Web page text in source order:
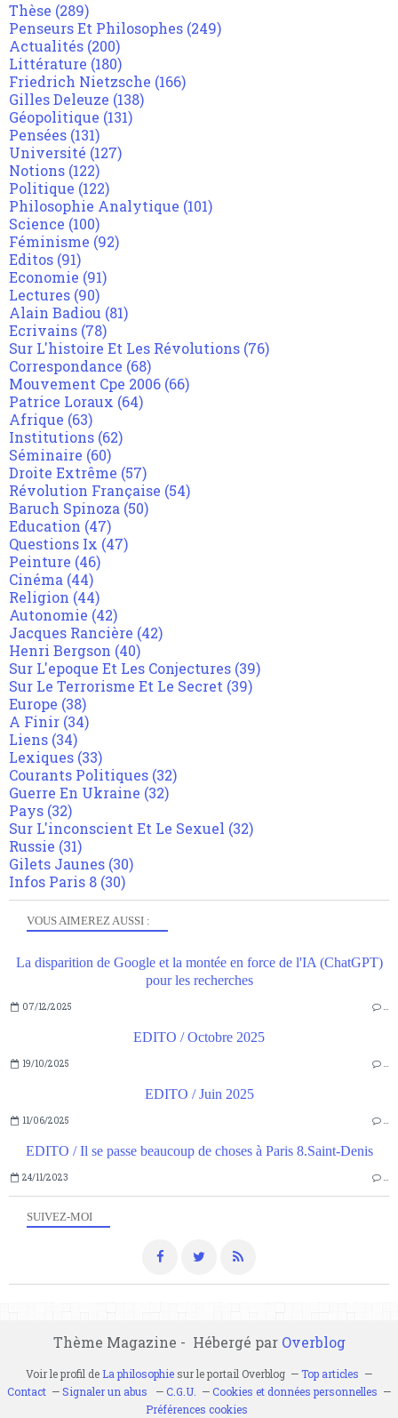
SUIVEZ-MOI
VOUS AIMEREZ AUSSI :
La disparition de Google et la montée en force de l'IA (ChatGPT)
pour les recherches
07/12/2025 …
EDITO / Octobre 2025
19/10/2025 …
EDITO / Juin 2025
11/06/2025 …
EDITO / Il se passe beaucoup de choses à Paris 8.Saint-Denis
24/11/2023 …
Thèse (289)
Penseurs Et Philosophes (249)
Actualités (200)
Littérature (180)
Friedrich Nietzsche (166)
Gilles Deleuze (138)
Géopolitique (131)
Pensées (131)
Université (127)
Notions (122)
Politique (122)
Philosophie Analytique (101)
Science (100)
Féminisme (92)
Editos (91)
Economie (91)
Lectures (90)
Alain Badiou (81)
Ecrivains (78)
Sur L'histoire Et Les Révolutions (76)
Correspondance (68)
Mouvement Cpe 2006 (66)
Patrice Loraux (64)
Afrique (63)
Institutions (62)
Séminaire (60)
Droite Extrême (57)
Révolution Française (54)
Baruch Spinoza (50)
Education (47)
Questions Ix (47)
Peinture (46)
Cinéma (44)
Religion (44)
Autonomie (42)
Jacques Rancière (42)
Henri Bergson (40)
Sur L'epoque Et Les Conjectures (39)
Sur Le Terrorisme Et Le Secret (39)
Europe (38)
A Finir (34)
Liens (34)
Lexiques (33)
Courants Politiques (32)
Guerre En Ukraine (32)
Pays (32)
Sur L'inconscient Et Le Sexuel (32)
Russie (31)
Gilets Jaunes (30)
Infos Paris 8 (30)
Thème Magazine - Hébergé par Overblog
Voir le profil de La philosophiesur le portail Overblog
Top articles
Contact
Signaler un abus C.G.U.
Cookies et données personnelles
Préférences cookies